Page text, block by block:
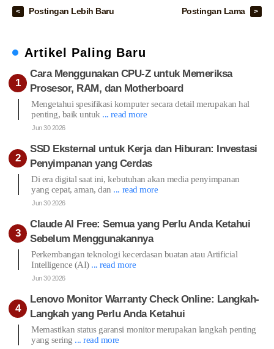
Cara Menggunakan CPU-Z untuk Memeriksa
Prosesor, RAM, dan Motherboard
Mengetahui spesifikasi komputer secara detail merupakan hal
penting, baik untuk
... read more
Jun 30 2026
SSD Eksternal untuk Kerja dan Hiburan: Investasi
Penyimpanan yang Cerdas
Di era digital saat ini, kebutuhan akan media penyimpanan
yang cepat, aman, dan
... read more
Jun 30 2026
Claude AI Free: Semua yang Perlu Anda Ketahui
Sebelum Menggunakannya
Perkembangan teknologi kecerdasan buatan atau Artificial
Intelligence (AI)
... read more
Jun 30 2026
Lenovo Monitor Warranty Check Online: Langkah-
Langkah yang Perlu Anda Ketahui
Memastikan status garansi monitor merupakan langkah penting
yang sering
Jun 30 2026